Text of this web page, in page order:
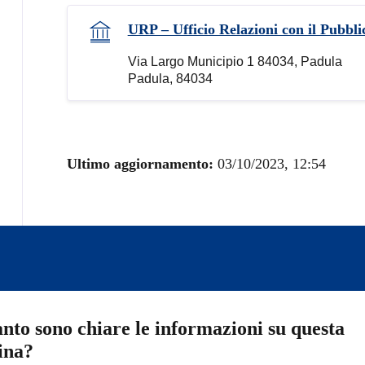
URP – Ufficio Relazioni con il
Via Largo Municipio 1 84034, Padula
Padula, 84034
Ultimo aggiornamento: 03/10/2023, 12:54
sono chiare le informazioni su questa